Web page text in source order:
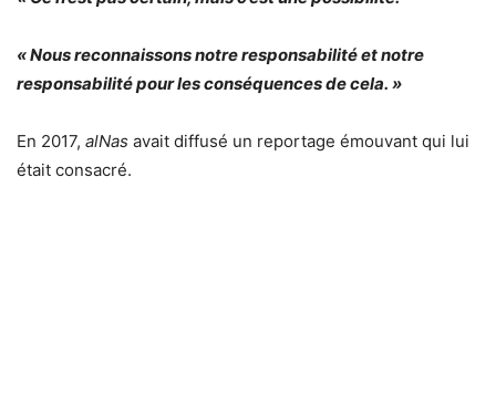
« Nous reconnaissons notre responsabilité et notre
responsabilité pour les conséquences de cela. »
En 2017, alNas avait diffusé un reportage émouvant qui lui
était consacré.